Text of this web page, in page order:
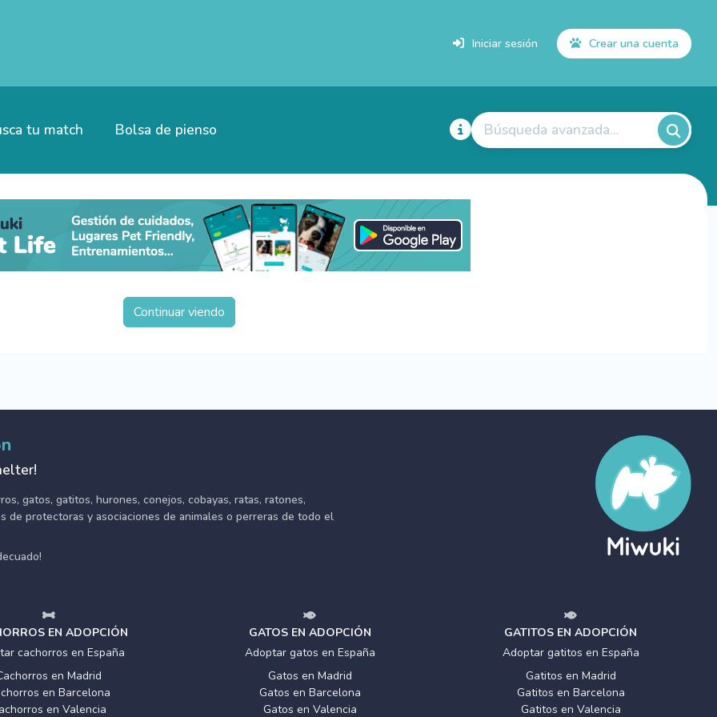
Iniciar sesión Crear una cuenta
tu match Bolsa de pienso Búsqueda avanzada...
Continuar viendo
gatos, gatitos, hurones, conejos, cobayas, ratas, ratones,
de protectoras y asociaciones de animales o perreras de todo el
EN ADOPCIÓN
cachorros en España
en Madrid
en Barcelona
en Valencia
GATOS EN ADOPCIÓN
Adoptar gatos en España
Gatos en Madrid
Gatos en Barcelona
Gatos en Valencia
GATITOS EN ADOPCIÓN
Adoptar gatitos en España
Gatitos en Madrid
Gatitos en Barcelona
Gatitos en Valencia